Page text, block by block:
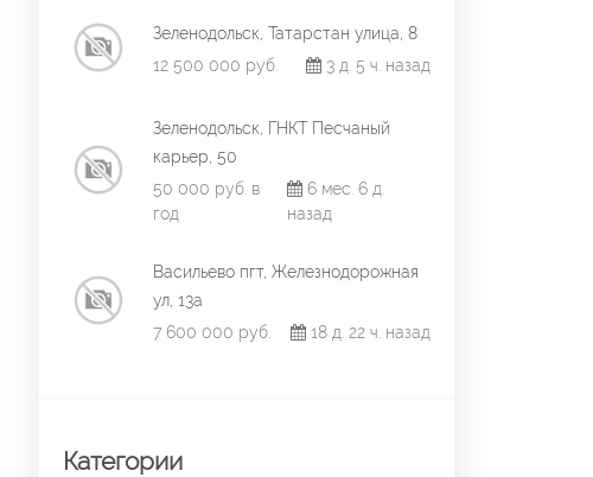
Зеленодольск, Татарстан улица, 8
12 500 000 руб.
3 д. 5 ч. назад
Зеленодольск, ГНКТ Песчаный
карьер, 50
50 000 руб. в
год
6 мес. 6 д.
назад
Васильево пгт, Железнодорожная
ул, 13а
7 600 000 руб.
18 д. 22 ч. назад
Категории